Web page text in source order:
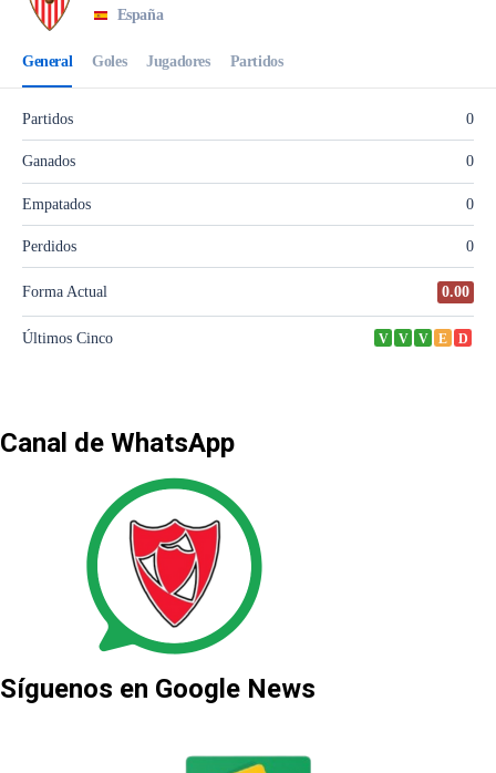
Canal de WhatsApp
Síguenos en Google News